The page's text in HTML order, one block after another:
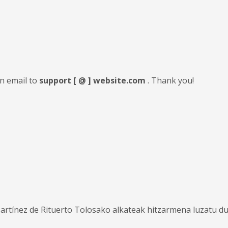
email to support [ @ ] website.com . Thank you!
de Rituerto Tolosako alkateak hitzarmena luzatu